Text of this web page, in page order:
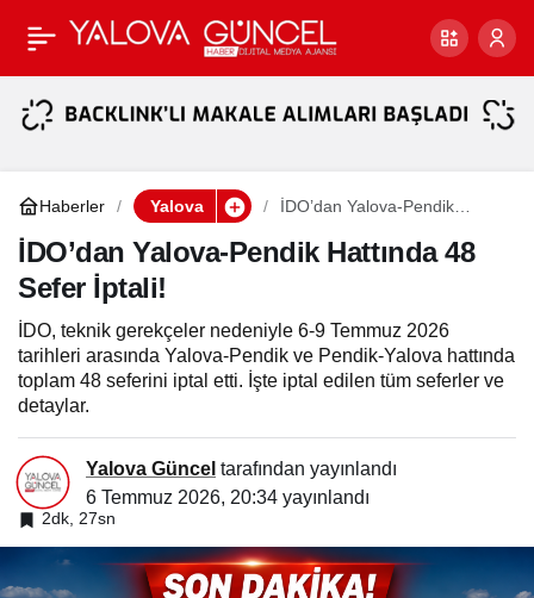
Haberler Yalova
İDO’dan Yalova-Pendik
İDO’dan Yalova-Pendik Hattında 48
Sefer İptali!
İDO, teknik gerekçeler nedeniyle 6-9 Temmuz 2026
tarihleri arasında Yalova-Pendik ve Pendik-Yalova hattında
toplam 48 seferini iptal etti. İşte iptal edilen tüm seferler ve
detaylar.
Yalova Güncel tarafından yayınlandı
6 Temmuz 2026, 20:34 yayınlandı
2dk, 27sn
YALOVA VALİSİ AHMET
HAMDİ USTA’DAN
Paylaş